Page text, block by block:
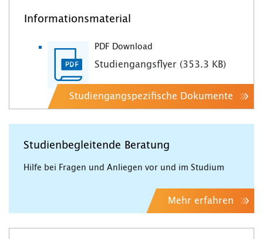
Informationsmaterial
PDF Download
Studiengangsflyer (353.3 KB)
Studiengangspezifische Dokumente
Studienbegleitende Beratung
Hilfe bei Fragen und Anliegen vor und im Studium
Mehr erfahren